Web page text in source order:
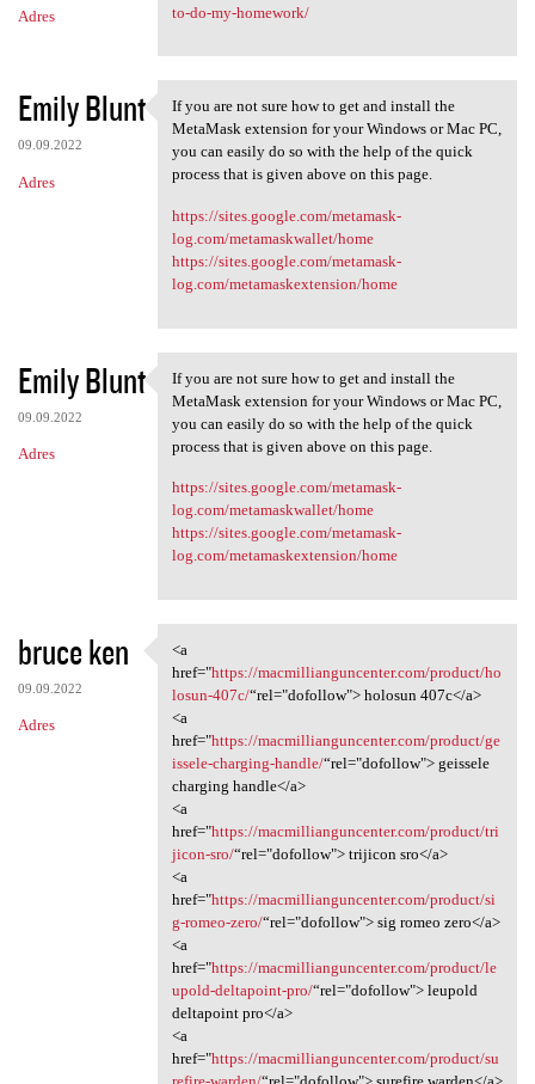
Adres
to-do-my-homework/
Emily Blunt
09.09.2022
Adres
If you are not sure how to
If you are not sure how to get and install the
MetaMask extension for your Windows or Mac PC,
you can easily do so with the help of the quick
process that is given above on this page.
https://sites.google.com/metamask-
log.com/metamaskwallet/home
https://sites.google.com/metamask-
log.com/metamaskextension/home
Emily Blunt
09.09.2022
Adres
If you are not sure how to
If you are not sure how to get and install the
MetaMask extension for your Windows or Mac PC,
you can easily do so with the help of the quick
process that is given above on this page.
https://sites.google.com/metamask-
log.com/metamaskwallet/home
https://sites.google.com/metamask-
log.com/metamaskextension/home
bruce ken
09.09.2022
Adres
<a href="https:/
<a
href="https://macmillianguncenter.com/product/ho
losun-407c/“rel="dofollow"> holosun 407c</a>
<a
href="https://macmillianguncenter.com/product/ge
issele-charging-handle/“rel="dofollow"> geissele
charging handle</a>
<a
href="https://macmillianguncenter.com/product/tri
jicon-sro/“rel="dofollow"> trijicon sro</a>
<a
href="https://macmillianguncenter.com/product/si
g-romeo-zero/“rel="dofollow"> sig romeo zero</a>
<a
href="https://macmillianguncenter.com/product/le
upold-deltapoint-pro/“rel="dofollow"> leupold
deltapoint pro</a>
<a
href="https://macmillianguncenter.com/product/su